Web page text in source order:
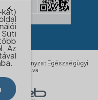
Önkormányzat Egészségügyi
fenntartva
Az